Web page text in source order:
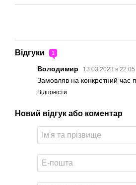
Відгуки 1
Володимир 13.03.2023 в 22:05
Замовляв на конкретний час
Відповісти
Новий відгук або коментар